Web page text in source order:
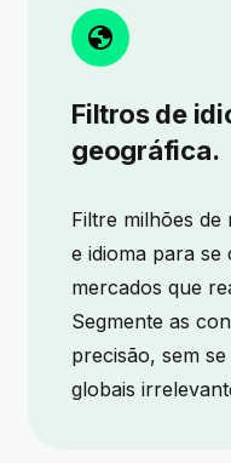
Filtros de
geográfica.
Filtre milhões
e idioma para
mercados que
Segmente as
precisão, sem
globais